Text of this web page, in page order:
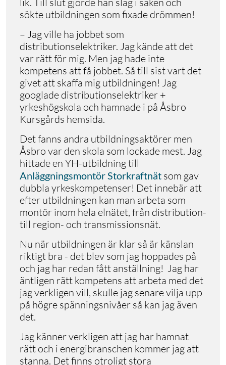
sökte utbildningen som fixade drömmen!
– Jag ville ha jobbet som
distributionselektriker. Jag kände att det
var rätt för mig. Men jag hade inte
kompetens att få jobbet. Så till sist vart det
givet att skaffa mig utbildningen! Jag
googlade distributionselektriker +
yrkeshögskola och hamnade i på Åsbro
Kursgårds hemsida.
Det fanns andra utbildningsaktörer men
Åsbro var den skola som lockade mest. Jag
hittade en YH-utbildning till
Anläggningsmontör Storkraftnät som gav
dubbla yrkeskompetenser! Det innebär att
efter utbildningen kan man arbeta som
montör inom hela elnätet, från distribution-
till region- och transmissionsnät.
Nu när utbildningen är klar så är känslan
riktigt bra - det blev som jag hoppades på
och jag har redan fått anställning! Jag har
äntligen rätt kompetens att arbeta med det
jag verkligen vill, skulle jag senare vilja upp
på högre spänningsnivåer så kan jag även
det.
Jag känner verkligen att jag har hamnat
rätt och i energibranschen kommer jag att
stanna. Det finns otroligt stora